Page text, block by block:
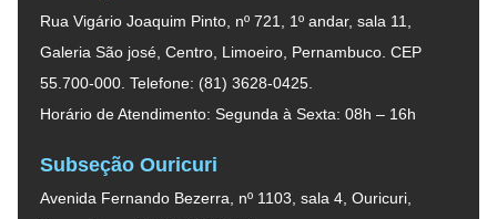
Rua Vigário Joaquim Pinto, nº 721, 1º andar, sala 11,
Galeria São josé, Centro, Limoeiro, Pernambuco. CEP
55.700-000. Telefone: (81) 3628-0425.
Horário de Atendimento: Segunda à Sexta: 08h – 16h
Subseção Ouricuri
Avenida Fernando Bezerra, nº 1103, sala 4, Ouricuri,